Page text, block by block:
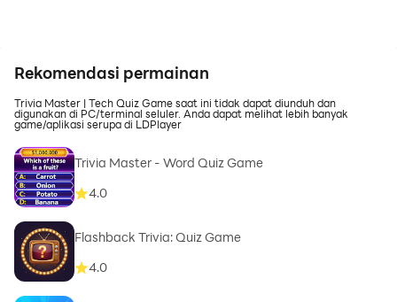
Rekomendasi permainan
Trivia Master | Tech Quiz Game saat ini tidak dapat diunduh dan
digunakan di PC/terminal seluler. Anda dapat melihat lebih banyak
game/aplikasi serupa di LDPlayer
Trivia Master - Word Quiz Game
4.0
Flashback Trivia: Quiz Game
4.0